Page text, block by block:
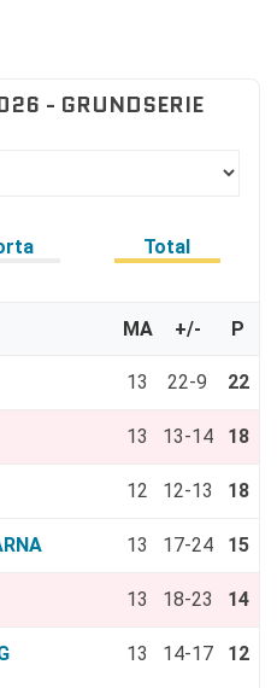
- GRUNDSERIE
Total
MA +/- P
13 22-9 22
13 13-14 18
12 12-13 18
13 17-24 15
13 18-23 14
13 14-17 12